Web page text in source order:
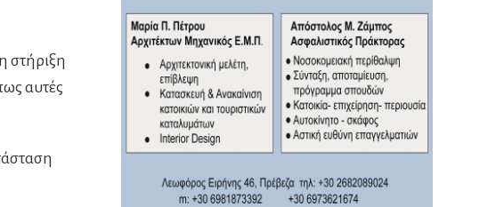
στήριξη
αυτές